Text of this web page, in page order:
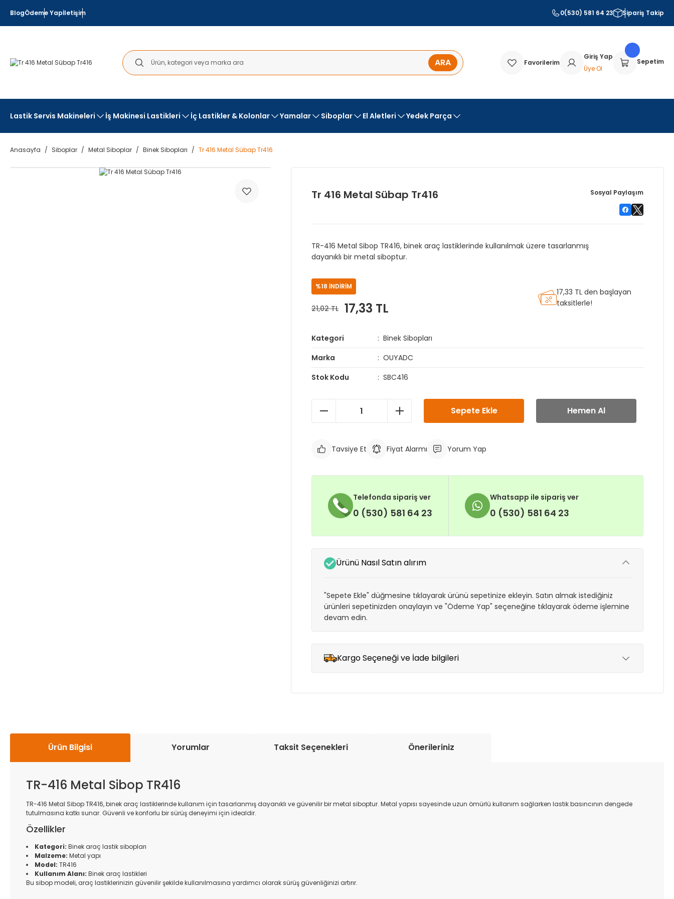
BlogÖdeme Yapİletişim 0(530) 581 64 23 Sipariş Takip
ARA Favorilerim
Giriş Yap
Üye Ol
Sepetim
Lastik Servis Makineleri İş Makinesi Lastikleri İç Lastikler & Kolonlar Yamalar Siboplar El Aletleri Yedek Parça
Anasayfa Siboplar Metal Siboplar Binek Sibopları Tr 416 Metal Sübap Tr416
Tr 416 Metal Sübap Tr416 Sosyal Paylaşım
TR-416 Metal Sibop TR416, binek araç lastiklerinde kullanılmak üzere tasarlanmış
dayanıklı bir metal siboptur.
%18 İNDİRİM
21,02 TL 17,33 TL
17,33 TL den başlayan
taksitlerle!
Kategori
Binek Sibopları
Marka
OUYADC
Stok Kodu
SBC416
Sepete Ekle Hemen Al
Tavsiye Et Fiyat Alarmı Yorum Yap
Telefonda sipariş ver
0 (530) 581 64 23
Whatsapp ile sipariş ver
0 (530) 581 64 23
Ürünü Nasıl Satın alırım
"Sepete Ekle" düğmesine tıklayarak ürünü sepetinize ekleyin. Satın almak istediğiniz
ürünleri sepetinizden onaylayın ve "Ödeme Yap" seçeneğine tıklayarak ödeme işlemine
devam edin.
Kargo Seçeneği ve İade bilgileri
Ürün Bilgisi Yorumlar Taksit Seçenekleri Önerileriniz
TR-416 Metal Sibop TR416
TR-416 Metal Sibop TR416, binek araç lastiklerinde kullanım için tasarlanmış dayanıklı ve güvenilir bir metal siboptur. Metal yapısı sayesinde uzun ömürlü kullanım sağlarken lastik basıncının dengede
tutulmasına katkı sunar. Güvenli ve konforlu bir sürüş deneyimi için idealdir.
Özellikler
Kategori: Binek araç lastik sibopları
Malzeme: Metal yapı
Model: TR416
Kullanım Alanı: Binek araç lastikleri
Bu sibop modeli, araç lastiklerinizin güvenilir şekilde kullanılmasına yardımcı olarak sürüş güvenliğinizi artırır.